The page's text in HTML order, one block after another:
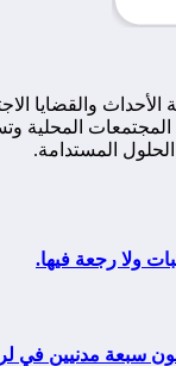
والقضايا
المحلية
الحلول المستدامة.
ولا رجعة فيها.
سبعة مدنيين في